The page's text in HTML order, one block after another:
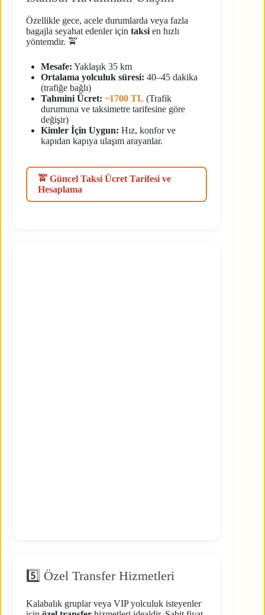
Özellikle gece, acele durumlarda veya fazla
bagajla seyahat edenler için taksi en hızlı
yöntemdir. 🚖
Mesafe: Yaklaşık 35 km
Ortalama yolculuk süresi: 40–45 dakika
(trafiğe bağlı)
Tahmini Ücret: ~1700 TL (Trafik
durumuna ve taksimetre tarifesine göre
değişir)
Kimler İçin Uygun: Hız, konfor ve
kapıdan kapıya ulaşım arayanlar.
🚖 Güncel Taksi Ücret Tarifesi ve
Hesaplama
5️⃣ Özel Transfer Hizmetleri
Kalabalık gruplar veya VIP yolculuk isteyenler